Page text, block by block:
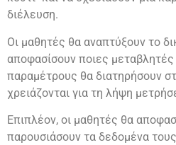
διέλευση.
Οι μαθητές θα αναπτύξουν το
αποφασίσουν ποιες
παραμέτρους θα διατηρήσουν
χρειάζονται για τη λήψη
Επιπλέον, οι μαθητές θα
παρουσιάσουν τα δεδομένα